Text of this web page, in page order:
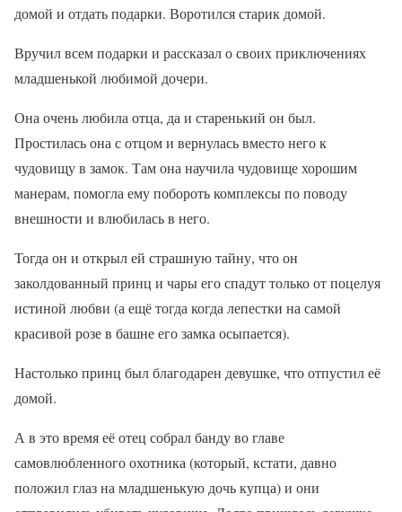
домой и отдать подарки. Воротился старик домой.
Вручил всем подарки и рассказал о своих приключениях
младшенькой любимой дочери.
Она очень любила отца, да и старенький он был.
Простилась она с отцом и вернулась вместо него к
чудовищу в замок. Там она научила чудовище хорошим
манерам, помогла ему побороть комплексы по поводу
внешности и влюбилась в него.
Тогда он и открыл ей страшную тайну, что он
заколдованный принц и чары его спадут только от поцелуя
истиной любви (а ещё тогда когда лепестки на самой
красивой розе в башне его замка осыпается).
Настолько принц был благодарен девушке, что отпустил её
домой.
А в это время её отец собрал банду во главе
самовлюбленного охотника (который, кстати, давно
положил глаз на младшенькую дочь купца) и они